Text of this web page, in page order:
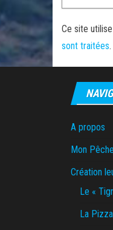
Ce site
sont traitées.
A propos
Mon
Création
Le «
La